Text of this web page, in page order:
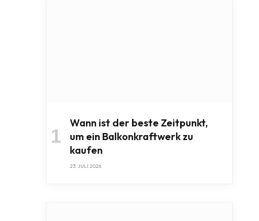
Wann ist der beste Zeitpunkt,
um ein Balkonkraftwerk zu
kaufen
23. JULI 2026